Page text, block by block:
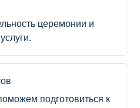
церемонии и
подготовиться к